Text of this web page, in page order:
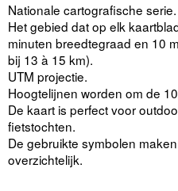
Nationale cartografische serie.
Het gebied dat op elk
minuten breedtegraad en 10
bij 13 à 15 km).
UTM projectie.
Hoogtelijnen worden om de
De kaart is perfect voor
fietstochten.
De gebruikte symbolen
overzichtelijk.